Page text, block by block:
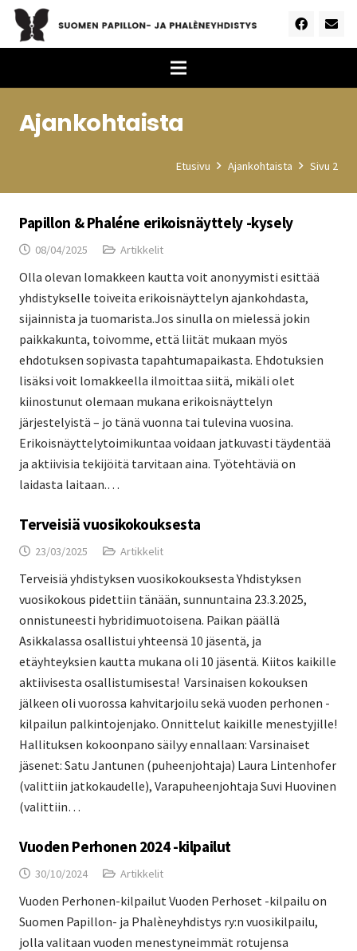
Ajankohtaista
Etusivu Ajankohtaista Sivu 2
Papillon & Phaléne erikoisnäyttely -kysely
08/04/2025 Artikkelit
Olla olevan lomakkeen kautta voit anonyymisti esittää
yhdistykselle toiveita erikoisnäyttelyn ajankohdasta,
sijainnista ja tuomarista.Jos sinulla on mielessä jokin
paikkakunta, toivomme, että liität mukaan myös
ehdotuksen sopivasta tapahtumapaikasta. Ehdotuksien
lisäksi voit lomakkeella ilmoittaa siitä, mikäli olet
kiinostunut olemaan mukana erikoisnäyttelyn
järjestelyistä – jo tänä vuonna tai tulevina vuosina.
Erikoisnäyttelytoimikuntaa voidaan jatkuvasti täydentää
ja aktiivisia tekijöitä tarvitaan aina. Työtehtäviä on
laidasta laitaan.…
Terveisiä vuosikokouksesta
23/03/2025 Artikkelit
Terveisiä yhdistyksen vuosikokouksesta Yhdistyksen
vuosikokous pidettiin tänään, sunnuntaina 23.3.2025,
onnistuneesti hybridimuotoisena. Paikan päällä
Asikkalassa osallistui yhteensä 10 jäsentä, ja
etäyhteyksien kautta mukana oli 10 jäsentä. Kiitos kaikille
aktiivisesta osallistumisesta! Varsinaisen kokouksen
jälkeen oli vuorossa kahvitarjoilu sekä vuoden perhonen -
kilpailun palkintojenjako. Onnittelut kaikille menestyjille!
Hallituksen kokoonpano säilyy ennallaan: Varsinaiset
jäsenet: Satu Jantunen (puheenjohtaja) Laura Lintenhofer
(valittiin jatkokaudelle), Varapuheenjohtaja Suvi Huovinen
(valittiin…
Vuoden Perhonen 2024 -kilpailut
30/10/2024 Artikkelit
Vuoden Perhonen-kilpailut Vuoden Perhoset -kilpailu on
Suomen Papillon- ja Phalèneyhdistys ry:n vuosikilpailu,
jolla valitaan vuoden menestyneimmät rotujensa